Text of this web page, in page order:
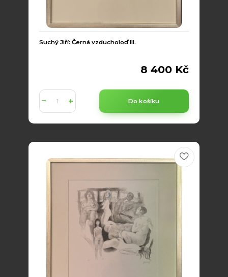
Suchý Jiří: Černá vzducholoď III.
8 400 Kč
Do košíku